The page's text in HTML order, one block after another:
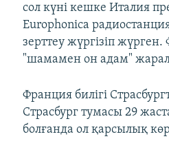
сол күні кешке Италия
Europhonica
зерттеу жүргізіп
"шамамен он адам"
Франция билігі
Страсбург тумасы 29
болғанда ол қарсылық